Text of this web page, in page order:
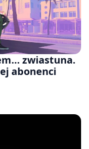
zwiastuna.
abonenci